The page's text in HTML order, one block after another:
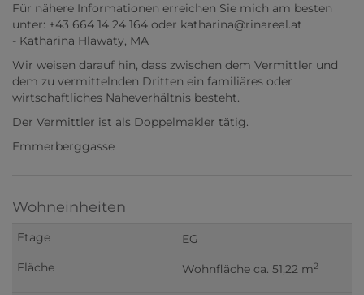
Für nähere Informationen erreichen Sie mich am besten
unter: +43 664 14 24 164 oder katharina@rinareal.at
- Katharina Hlawaty, MA
Wir weisen darauf hin, dass zwischen dem Vermittler und
dem zu vermittelnden Dritten ein familiäres oder
wirtschaftliches Naheverhältnis besteht.
Der Vermittler ist als Doppelmakler tätig.
Emmerberggasse
Wohneinheiten
EG
Wohnfläche ca. 51,22 m2